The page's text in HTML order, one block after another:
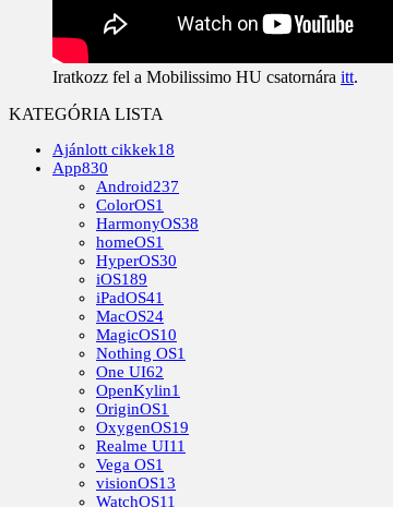
Iratkozz fel a Mobilissimo HU csatornára itt.
KATEGÓRIA LISTA
Ajánlott cikkek18
App830
Android237
ColorOS1
HarmonyOS38
homeOS1
HyperOS30
iOS189
iPadOS41
MacOS24
MagicOS10
Nothing OS1
One UI62
OpenKylin1
OriginOS1
OxygenOS19
Realme UI11
Vega OS1
visionOS13
WatchOS11